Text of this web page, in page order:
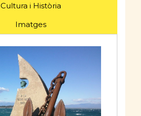
Cultura i Història
Imatges